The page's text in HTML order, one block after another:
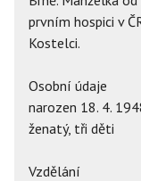
prvním hospici v
Kostelci.
Osobní údaje
narozen 18. 4.
ženatý, tři děti
Vzdělání